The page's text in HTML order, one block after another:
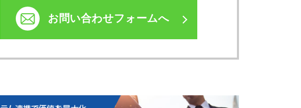
お問い合わせフォームへ